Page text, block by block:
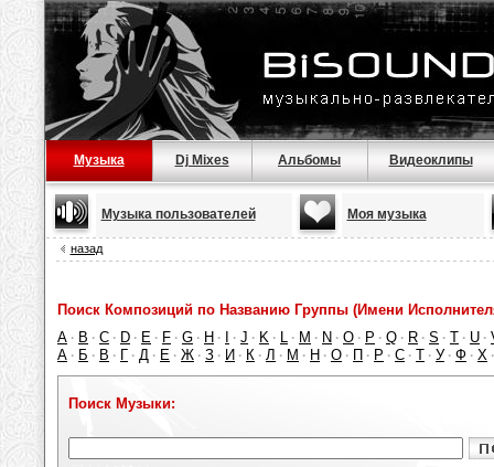
Музыка Dj Mixes Альбомы Видеоклипы
Музыка пользователей Моя музыка
назад
Поиск Композиций по Названию Группы (Имени
A · B · C · D · E · F · G · H · · J · K · L · M · N · O · P · Q · R · S · T · U ·
А · Б · В · Г · Д · Е · Ж · З · И · К · Л · М · Н · О · П · Р · С · Т · У · Ф · Х
Поиск Музыки: